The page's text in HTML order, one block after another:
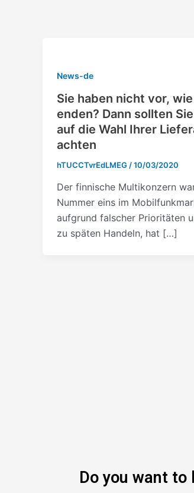
News-de
Sie haben nicht vor,
enden? Dann sollten
auf die Wahl Ihrer
achten
hTUCCTvrEdLMEG /10/03/2020
Der finnische Multikonzern
Nummer eins im
aufgrund falscher Prioritäten
zu späten Handeln, hat […]
Do you want to